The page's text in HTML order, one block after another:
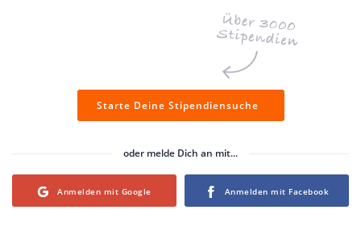
Starte Deine Stipendiensuche
oder melde Dich an mit...
Login with Google Login with Facebook